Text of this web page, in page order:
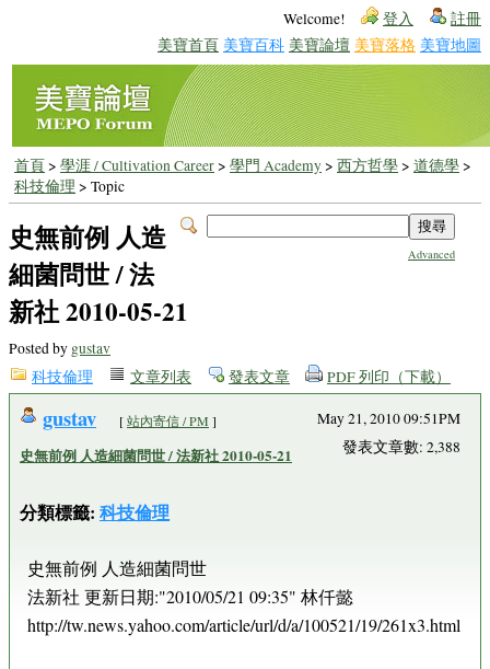
Welcome! 登入 註冊
美寶首頁 美寶百科 美寶論壇 美寶落格 美寶地圖
首頁> 學涯 / Cultivation Career> 學門 Academy> 西方哲學> 道德學>
科技倫理 > Topic
Advanced
史無前例 人造
細菌問世 / 法
新社 2010-05-21
Posted by gustav
科技倫理
文章列表 發表文章 PDF 列印（下載）
gustav [站內寄信 / PM ]
史無前例 人造細菌問世 / 法新社 2010-05-21
分類標籤: 科技倫理
May 21, 2010 09:51PM
發表文章數: 2,388
史無前例 人造細菌問世
法新社 更新日期:"2010/05/21 09:35" 林仟懿
http://tw.news.yahoo.com/article/url/d/a/100521/19/261x3.html